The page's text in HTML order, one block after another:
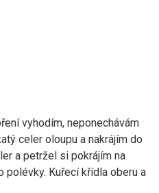
vyhodím, neponechávám
celer oloupu a nakrájím do
a petržel si pokrájím na
polévky. Kuřecí křídla oberu a